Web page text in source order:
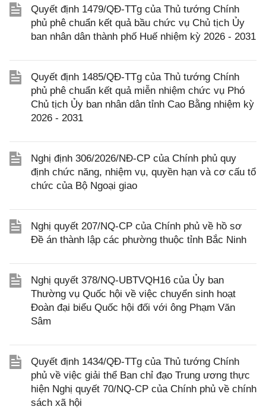
Quyết định 1479/QĐ-TTg của Thủ tướng Chính
phủ phê chuẩn kết quả bầu chức vụ Chủ tịch Ủy
ban nhân dân thành phố Huế nhiệm kỳ 2026 - 2031
Quyết định 1485/QĐ-TTg của Thủ tướng Chính
phủ phê chuẩn kết quả miễn nhiệm chức vụ Phó
Chủ tịch Ủy ban nhân dân tỉnh Cao Bằng nhiệm kỳ
2026 - 2031
Nghị định 306/2026/NĐ-CP của Chính phủ quy
định chức năng, nhiệm vụ, quyền hạn và cơ cấu tổ
chức của Bộ Ngoại giao
Nghị quyết 207/NQ-CP của Chính phủ về hồ sơ
Đề án thành lập các phường thuộc tỉnh Bắc Ninh
Nghị quyết 378/NQ-UBTVQH16 của Ủy ban
Thường vụ Quốc hội về việc chuyển sinh hoạt
Đoàn đại biểu Quốc hội đối với ông Phạm Văn
Sâm
Quyết định 1434/QĐ-TTg của Thủ tướng Chính
phủ về việc giải thể Ban chỉ đạo Trung ương thực
hiện Nghị quyết 70/NQ-CP của Chính phủ về chính
sách xã hội